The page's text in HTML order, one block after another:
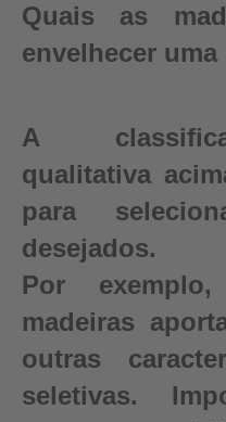
Quais as
envelhecer uma
A
qualitativa
para
desejados.
Por
madeiras
outras
seletivas.